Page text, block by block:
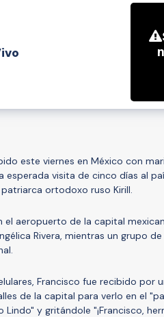
este viernes en México con
esperada visita de cinco días al
ortodoxo ruso Kirill.
aeropuerto de la capital
Rivera, mientras un grupo
Francisco fue recibido por
de la capital para verlo en el
y gritándole "¡Francisco,